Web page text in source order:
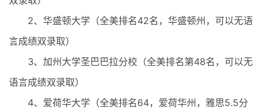
2、华盛顿大学（全美排名42名，华盛顿州，可以无语
言成绩双录取）
3、加州大学圣巴巴拉分校（全美排名第48名，可以无
语言成绩双录取）
4、爱荷华大学（全美排名64，爱荷华州，雅思5.5分